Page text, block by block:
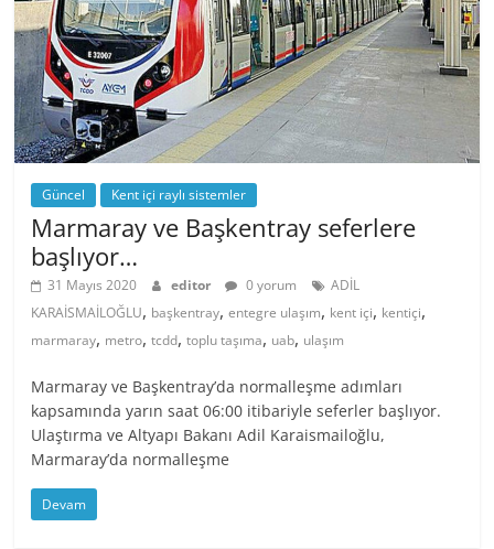
Güncel Kent içi raylı sistemler
Marmaray ve Başkentray seferlere
başlıyor…
31 Mayıs 2020 editor 0 yorum
ADİL
KARAİSMAİLOĞLU, başkentray,entegre ulaşım, kent içi, kentiçi,
marmaray, metro,tcdd,toplu taşıma, uab, ulaşım
Marmaray ve Başkentray’da normalleşme adımları
kapsamında yarın saat 06:00 itibariyle seferler başlıyor.
Ulaştırma ve Altyapı Bakanı Adil Karaismailoğlu,
Marmaray’da normalleşme
Devam